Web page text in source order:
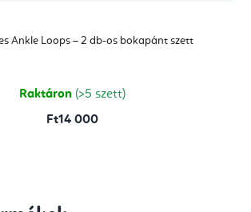
Ankle Loops – 2 db-os bokapánt szett
Raktáron (>5 szett)
Ft14 000